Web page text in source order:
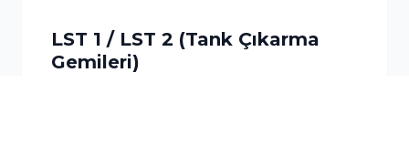
LST 1 / LST 2 (Tank Çıkarma
Gemileri)